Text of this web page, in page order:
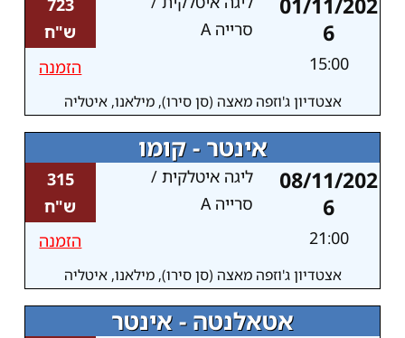
6
15:00
סרייה A
723
ש"ח
הזמנה
אצטדיון ג'וזפה מאצה (סן סירו), מילאנו, איטליה
אינטר - קומו
08/11/202
6
21:00
ליגה איטלקית /
סרייה A
315
ש"ח
הזמנה
אצטדיון ג'וזפה מאצה (סן סירו), מילאנו, איטליה
אטאלנטה - אינטר